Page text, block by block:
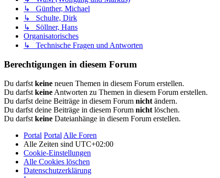
↳ Günther, Michael
↳ Schulte, Dirk
↳ Söllner, Hans
Organisatorisches
↳ Technische Fragen und Antworten
Berechtigungen in diesem Forum
Du darfst keine neuen Themen in diesem Forum erstellen.
Du darfst keine Antworten zu Themen in diesem Forum erstellen.
Du darfst deine Beiträge in diesem Forum nicht ändern.
Du darfst deine Beiträge in diesem Forum nicht löschen.
Du darfst keine Dateianhänge in diesem Forum erstellen.
Portal Portal Alle Foren
Alle Zeiten sind UTC+02:00
Cookie-Einstellungen
Alle Cookies löschen
Datenschutzerklärung